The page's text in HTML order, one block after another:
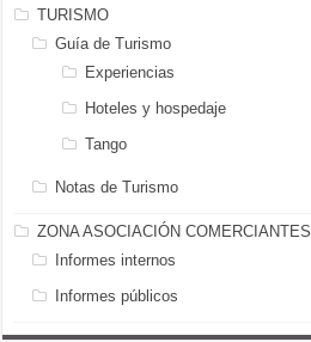
TURISMO
Guía de Turismo
Experiencias
Hoteles y hospedaje
Tango
Notas de Turismo
ZONA ASOCIACIÓN COMERCIANTES
Informes internos
Informes públicos